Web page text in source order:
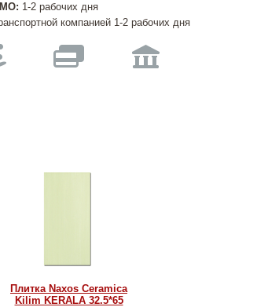
1-2 рабочих дня
компанией 1-2 рабочих дня
Плитка Naxos Ceramica
Kilim KERALA 32.5*65